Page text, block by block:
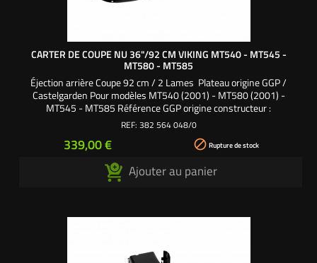
CARTER DE COUPE NU 36"/92 CM VIKING MT540 - MT545 -
MT580 - MT585
Éjection arrière Coupe 92 cm / 2 Lames Plateau origine GGP /
Castelgarden Pour modèles MT540 (2001) - MT580 (2001) -
MT545 - MT585 Référence GGP origine constructeur :
382564048/0 - 1136-1289-01 - 1136-05160-01
REF: 382 564 048/0
Prix
339,00 €  Rupture de stock
Ajouter au panier